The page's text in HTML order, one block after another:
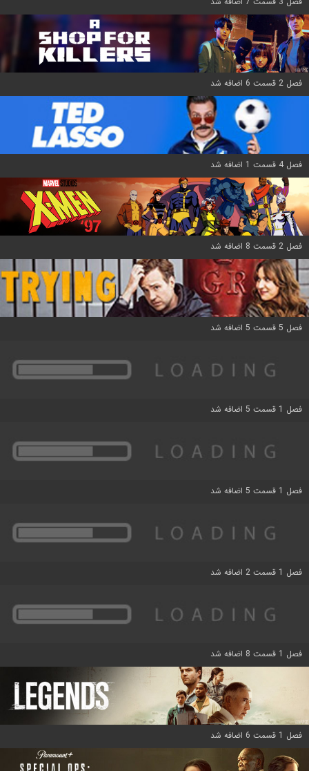
فصل 2 قسمت 6 اضافه شد
فصل 4 قسمت 1 اضافه شد
فصل 2 قسمت 8 اضافه شد
فصل 5 قسمت 5 اضافه شد
فصل 1 قسمت 5 اضافه شد
فصل 1 قسمت 5 اضافه شد
فصل 1 قسمت 2 اضافه شد
فصل 1 قسمت 8 اضافه شد
فصل 1 قسمت 6 اضافه شد